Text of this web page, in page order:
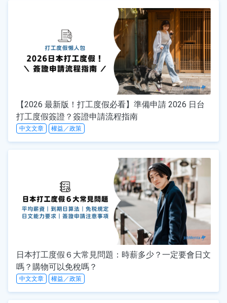
【2026 最新版！打工度假必看】準備申請 2026 日台
打工度假簽證？簽證申請流程指南
中文文章 權益／政策
日本打工度假６大常見問題：時薪多少？一定要會日文
嗎？購物可以免稅嗎？
中文文章 權益／政策